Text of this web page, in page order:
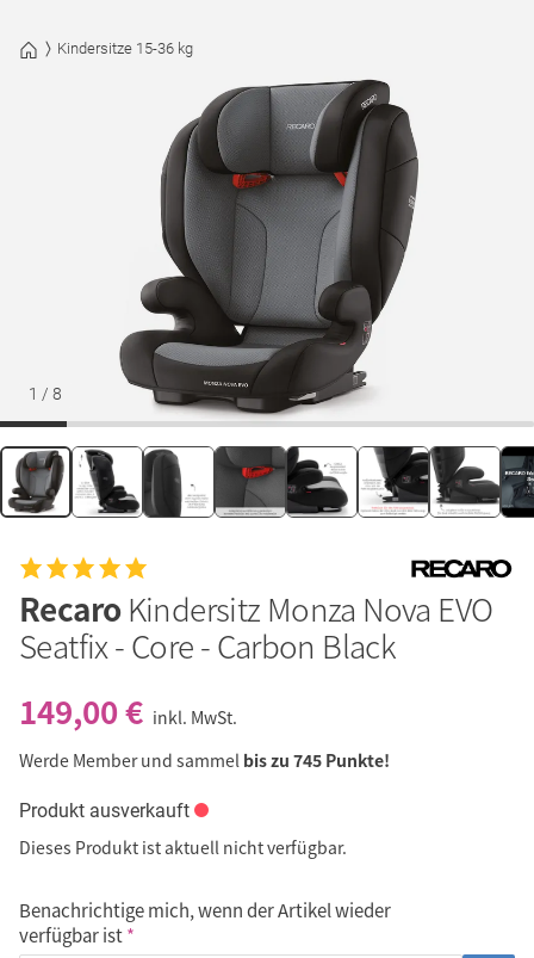
Kindersitze 15-36 kg
1 / 8
RecaroKindersitz Monza Nova EVO
Seatfix - Core - Carbon Black
149,00 € inkl. MwSt.
Werde Member und sammel bis zu 745 Punkte!
Produkt ausverkauft
Dieses Produkt ist aktuell nicht verfügbar.
Benachrichtige mich, wenn der Artikel wieder
verfügbar ist